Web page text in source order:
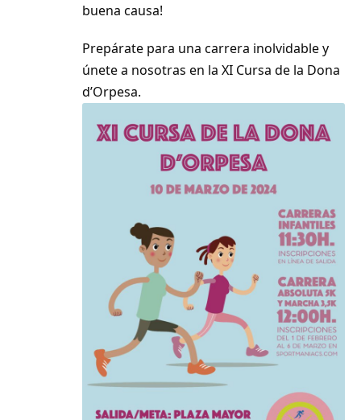
buena causa!
Prepárate para una carrera inolvidable y
únete a nosotras en la XI Cursa de la Dona
d’Orpesa.